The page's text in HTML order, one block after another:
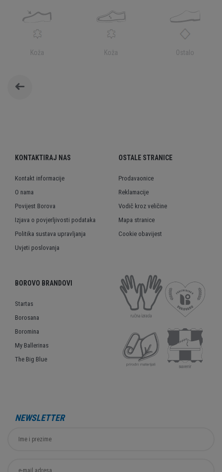
Koža Koža Ostalo
KONTAKTIRAJ NAS
Kontakt informacije
O nama
Povijest Borova
Izjava o povjerljivosti podataka
Politika sustava upravljanja
Uvjeti poslovanja
OSTALE STRANICE
Prodavaonice
Reklamacije
Vodič kroz veličine
Mapa stranice
Cookie obavijest
BOROVO BRANDOVI
Startas
Borosana
Boromina
My Ballerinas
The Big Blue
NEWSLETTER